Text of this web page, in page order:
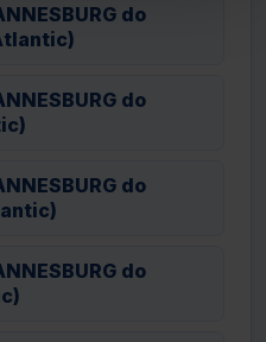
do
do
do
do